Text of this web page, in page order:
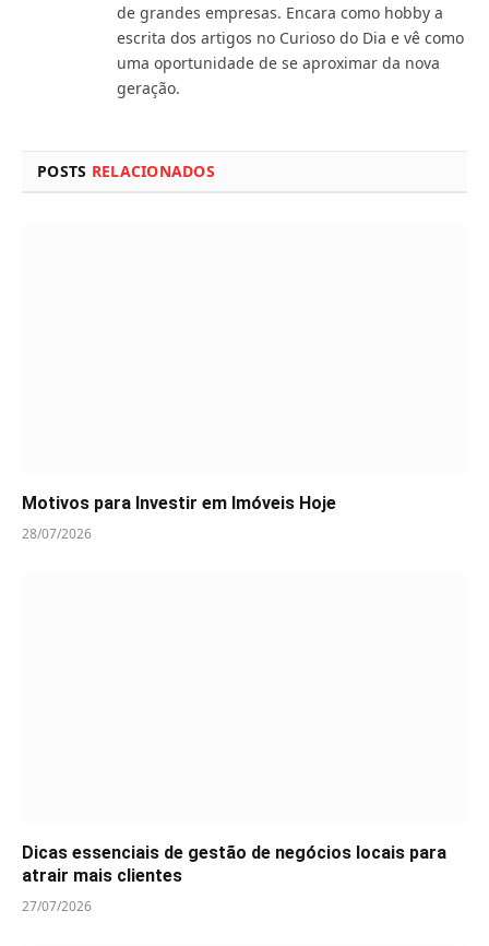
de grandes empresas. Encara como hobby a
escrita dos artigos no Curioso do Dia e vê como
uma oportunidade de se aproximar da nova
geração.
POSTS RELACIONADOS
Motivos para Investir em Imóveis Hoje
28/07/2026
Dicas essenciais de gestão de negócios locais para
atrair mais clientes
27/07/2026